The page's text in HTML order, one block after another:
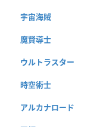
宇宙海賊
魔賢導士
ウルトラスター
時空術士
アルカナロード